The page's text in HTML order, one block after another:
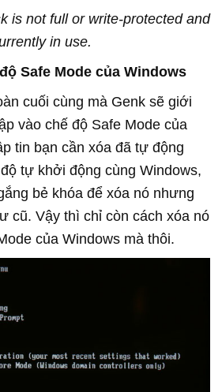
is not full or write-protected and
in use.
Safe Mode của Windows
cuối cùng mà Genk sẽ giới
vào chế độ Safe Mode của
tin bạn cần xóa đã tự động
tự khởi động cùng Windows,
bẻ khóa để xóa nó nhưng
cũ. Vậy thì chỉ còn cách xóa nó
của Windows mà thôi.